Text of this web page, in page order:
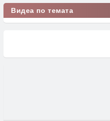
Видеа по темата